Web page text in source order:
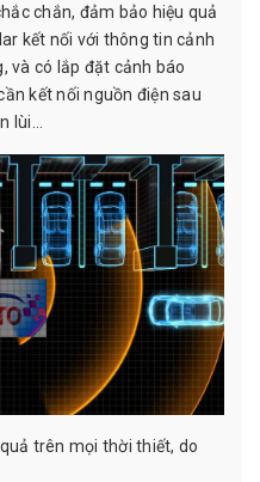
chắn, đảm bảo hiệu quả
kết nối với thông tin cảnh
và có lắp đặt cảnh báo
kết nối nguồn điện sau
lùi...
trên mọi thời thiết, do